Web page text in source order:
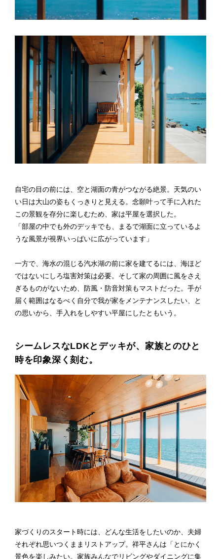
自宅の目の前には、空と湖面の青がつながる絶景。天気のい
い日は大山の姿もくっきりと見える。念願叶って手に入れた
この景観を存分に楽しむため、家は平屋を選択した。
「部屋の中でも外のデッキでも、まるで湖面に立っているよ
うな風景が視界いっぱいに広がっています」
一方で、海水の混じる汽水湖の前に家を建てるには、海ほど
ではないにしろ塩害対策は必要。そして家の周囲に風をさえ
ぎるものがないため、防風・防音対策もマストだった。手が
届く範囲はなるべく自分で我が家をメンテナンスしたい、と
の思いから、手入れをしやすい平屋にしたともいう。
シームレスなLDKとデッキが、家族とのひと
時を印象深く刻む。
家づくりのスタート時には、どんな生活をしたいのか、夫婦
それぞれ思いつくままリストアップ。祥平さんは「とにかく
景色を楽しみたい。家族みんなでリビングやダイニングに集